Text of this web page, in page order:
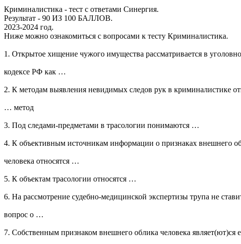
Криминалистика - тест с ответами Синергия.
Результат - 90 ИЗ 100 БАЛЛОВ.
2023-2024 год.
Ниже можно ознакомиться с вопросами к тесту Криминалистика.
1. Открытое хищение чужого имущества рассматривается в
кодексе РФ как …
2. К методам выявления невидимых следов рук в криминалистике
… метод
3. Под следами-предметами в трасологии понимаются …
4. К объективным источникам информации о признаках внешнего
человека относятся …
5. К объектам трасологии относятся …
6. На рассмотрение судебно-медицинской экспертизы трупа не
вопрос о …
7. Собственным признаком внешнего облика человека являет(ют)ся